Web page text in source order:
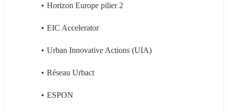
Horizon Europe pilier 2
EIC Accelerator
Urban Innovative Actions (UIA)
Réseau Urbact
ESPON